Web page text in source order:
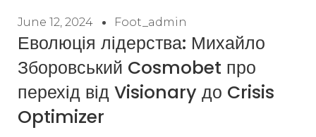
June 12, 2024 Foot_admin
Еволюція лідерства: Михайло
Зборовський Cosmobet про
перехід від Visionary до Crisis
Optimizer